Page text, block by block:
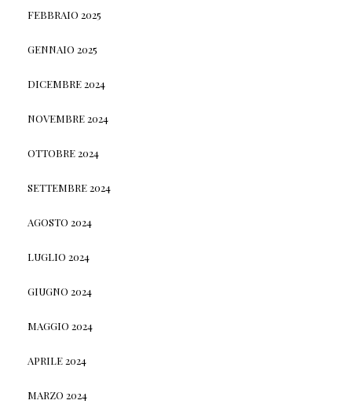
FEBBRAIO 2025
GENNAIO 2025
DICEMBRE 2024
NOVEMBRE 2024
OTTOBRE 2024
SETTEMBRE 2024
AGOSTO 2024
LUGLIO 2024
GIUGNO 2024
MAGGIO 2024
APRILE 2024
MARZO 2024